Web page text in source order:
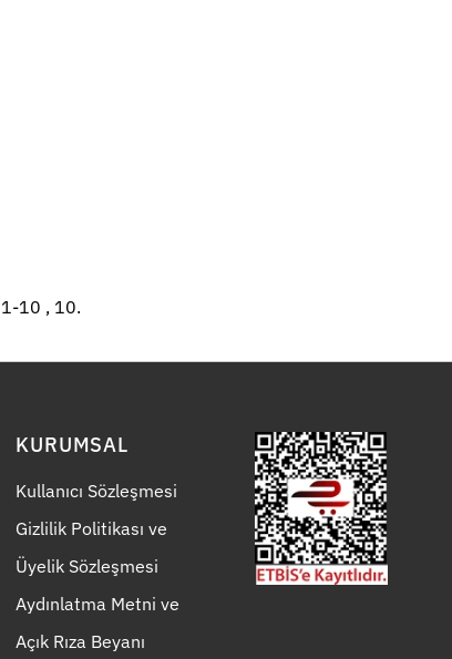
10 , 10.
KURUMSAL
Kullanıcı Sözleşmesi
Gizlilik Politikası ve
Üyelik Sözleşmesi
Aydınlatma Metni ve
Açık Rıza Beyanı